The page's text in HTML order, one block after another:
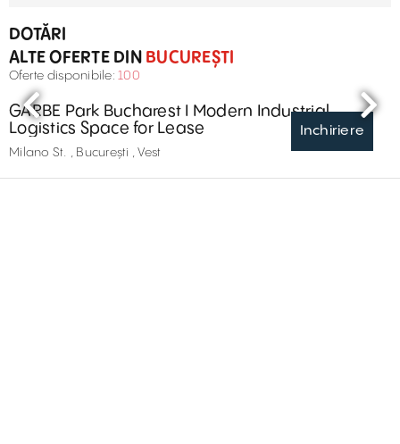
DOTĂRI
ALTE OFERTE DINBUCUREȘTI
Oferte disponibile: 100
Inchiriere
GARBE Park Bucharest I Modern Industrial
Logistics Space for Lease
Milano St. , București , Vest